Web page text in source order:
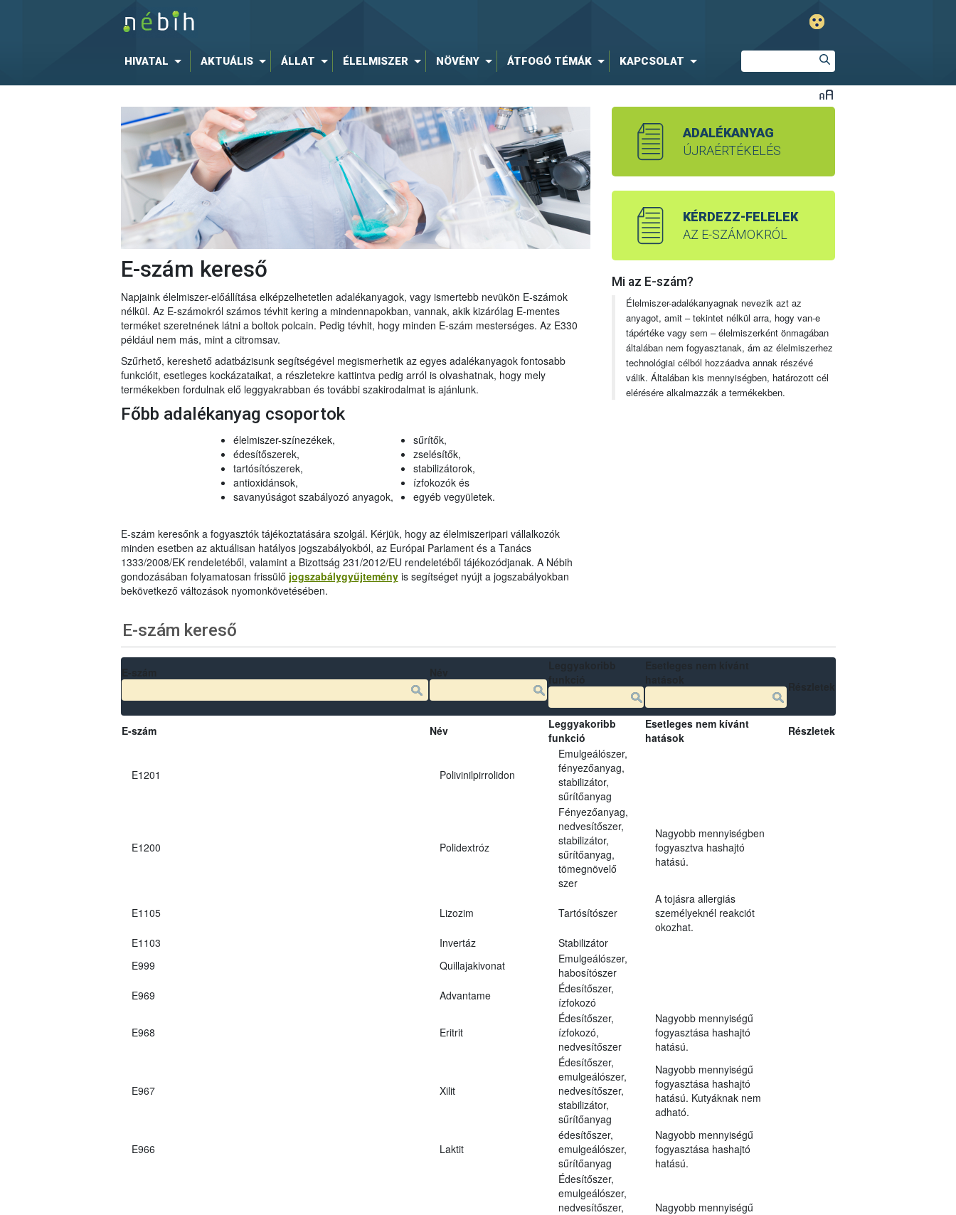
HIVATAL AKTUÁLIS ÁLLAT ÉLELMISZER NÖVÉNY ÁTFOGÓ TÉMÁK KAPCSOLAT
E-szám kereső
Napjaink élelmiszer-előállítása elképzelhetetlen adalékanyagok, vagy ismertebb nevükön E-számok
nélkül. Az E-számokról számos tévhit kering a mindennapokban, vannak, akik kizárólag E-mentes
terméket szeretnének látni a boltok polcain. Pedig tévhit, hogy minden E-szám mesterséges. Az E330
például nem más, mint a citromsav.
Szűrhető, kereshető adatbázisunk segítségével megismerhetik az egyes adalékanyagok fontosabb
funkcióit, esetleges kockázataikat, a részletekre kattintva pedig arról is olvashatnak, hogy mely
termékekben fordulnak elő leggyakrabban és további szakirodalmat is ajánlunk.
Főbb adalékanyag csoportok
élelmiszer-színezékek,
édesítőszerek,
tartósítószerek,
antioxidánsok,
savanyúságot szabályozó anyagok,
sűrítők,
zselésítők,
stabilizátorok,
ízfokozók és
egyéb vegyületek.
E-szám keresőnk a fogyasztók tájékoztatására szolgál. Kérjük, hogy az élelmiszeripari vállalkozók
minden esetben az aktuálisan hatályos jogszabályokból, az Európai Parlament és a Tanács
1333/2008/EK rendeletéből, valamint a Bizottság 231/2012/EU rendeletéből tájékozódjanak. A Nébih
gondozásában folyamatosan frissülő jogszabálygyűjteményis segítséget nyújt a jogszabályokban
bekövetkező változások nyomonkövetésében.
ADALÉKANYAG
ÚJRAÉRTÉKELÉS
KÉRDEZZ-FELELEK
AZ E-SZÁMOKRÓL
Mi az E-szám?
Élelmiszer-adalékanyagnak nevezik azt az
anyagot, amit – tekintet nélkül arra, hogy van-e
tápértéke vagy sem – élelmiszerként önmagában
általában nem fogyasztanak, ám az élelmiszerhez
technológiai célból hozzáadva annak részévé
válik. Általában kis mennyiségben, határozott cél
elérésére alkalmazzák a termékekben.
E-szám kereső
E-szám Név
Leggyakoribb
funkció
Esetleges nem kívánt
hatások
Részletek
E1201 Polivinilpirrolidon
Emulgeálószer,
fényezőanyag,
stabilizátor,
sűrítőanyag
E1200 Polidextróz
Fényezőanyag,
nedvesítőszer,
stabilizátor,
sűrítőanyag,
tömegnövelő
szer
Nagyobb mennyiségben
fogyasztva hashajtó
hatású.
E1105 Lizozim Tartósítószer
A tojásra allergiás
személyeknél reakciót
okozhat.
E1103
Invertáz
Stabilizátor
E999
Quillajakivonat
Emulgeálószer,
habosítószer
E969
Advantame
Édesítőszer,
ízfokozó
E968 Eritrit
Édesítőszer,
ízfokozó,
nedvesítőszer
Nagyobb mennyiségű
fogyasztása hashajtó
hatású.
E967 Xilit
Édesítőszer,
emulgeálószer,
nedvesítőszer,
stabilizátor,
sűrítőanyag
Nagyobb mennyiségű
fogyasztása hashajtó
hatású. Kutyáknak nem
adható.
E966 Laktit
édesítőszer,
emulgeálószer,
sűrítőanyag
Nagyobb mennyiségű
fogyasztása hashajtó
hatású.
Édesítőszer,
emulgeálószer,
nedvesítőszer,
Nagyobb mennyiségű